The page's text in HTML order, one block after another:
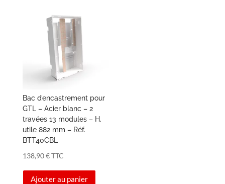
Bac d’encastrement pour
GTL – Acier blanc – 2
travées 13 modules – H.
utile 882 mm – Réf.
BTT40CBL
138,90€TTC
Ajouter au panier